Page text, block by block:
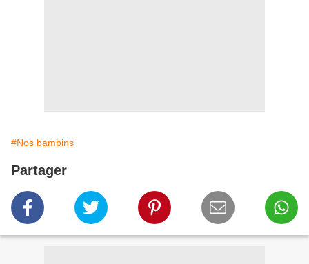
#Nos bambins
Partager